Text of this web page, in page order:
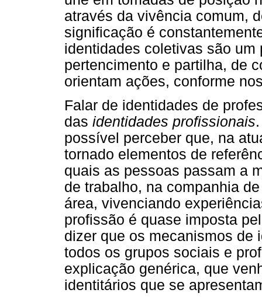
através da vivência comum,
significação é
identidades coletivas são
pertencimento e partilha, de
orientam ações, conforme
Falar de identidades de
das identidades profissionais
possível perceber que, na
tornado elementos de
quais as pessoas passam a
de trabalho, na companhia
área, vivenciando
profissão é quase imposta
dizer que os mecanismos de
todos os grupos sociais e
explicação genérica, que
identitários que se